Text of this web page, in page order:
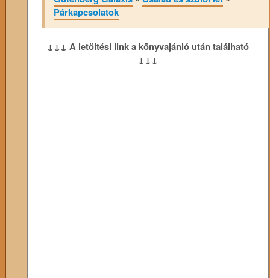
Párkapcsolatok
↓↓↓ A letöltési link a könyvajánló után található
↓↓↓